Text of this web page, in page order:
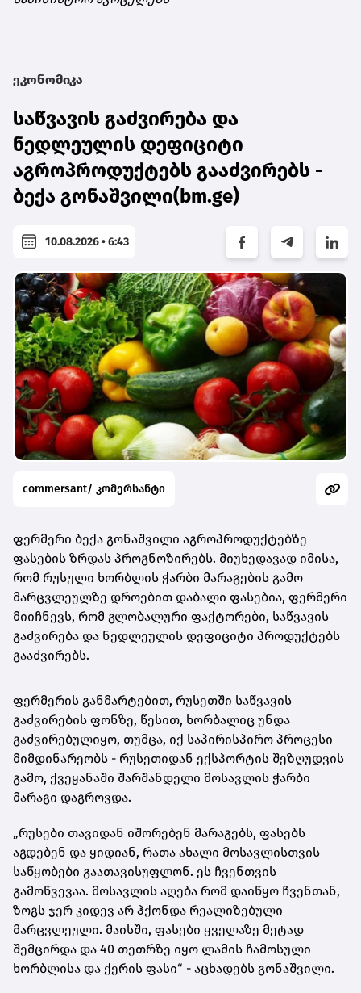
ეკონომიკა
საწვავის გაძვირება და
ნედლეულის დეფიციტი
აგროპროდუქტებს გააძვირებს -
ბექა გონაშვილი(bm.ge)
10.08.2026 • 6:43
commersant/ კომერსანტი
ფერმერი ბექა გონაშვილი აგროპროდუქტებზე
ფასების ზრდას პროგნოზირებს. მიუხედავად იმისა,
რომ რუსული ხორბლის ჭარბი მარაგების გამო
მარცვლეულზე დროებით დაბალი ფასებია, ფერმერი
მიიჩნევს, რომ გლობალური ფაქტორები, საწვავის
გაძვირება და ნედლეულის დეფიციტი პროდუქტებს
გააძვირებს.
ფერმერის განმარტებით, რუსეთში საწვავის
გაძვირების ფონზე, წესით, ხორბალიც უნდა
გაძვირებულიყო, თუმცა, იქ საპირისპირო პროცესი
მიმდინარეობს - რუსეთიდან ექსპორტის შეზღუდვის
გამო, ქვეყანაში შარშანდელი მოსავლის ჭარბი
მარაგი დაგროვდა.
„რუსები თავიდან იშორებენ მარაგებს, ფასებს
აგდებენ და ყიდიან, რათა ახალი მოსავლისთვის
საწყობები გაათავისუფლონ. ეს ჩვენთვის
გამოწვევაა. მოსავლის აღება რომ დაიწყო ჩვენთან,
ზოგს ჯერ კიდევ არ ჰქონდა რეალიზებული
მარცვლეული. მაისში, ფასები ყველაზე მეტად
შემცირდა და 40 თეთრზე იყო ლამის ჩამოსული
ხორბლისა და ქერის ფასი“ - აცხადებს გონაშვილი.